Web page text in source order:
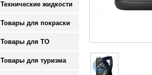
Технические жидкости
Товары для покраски
Товары для ТО
Товары для туризма